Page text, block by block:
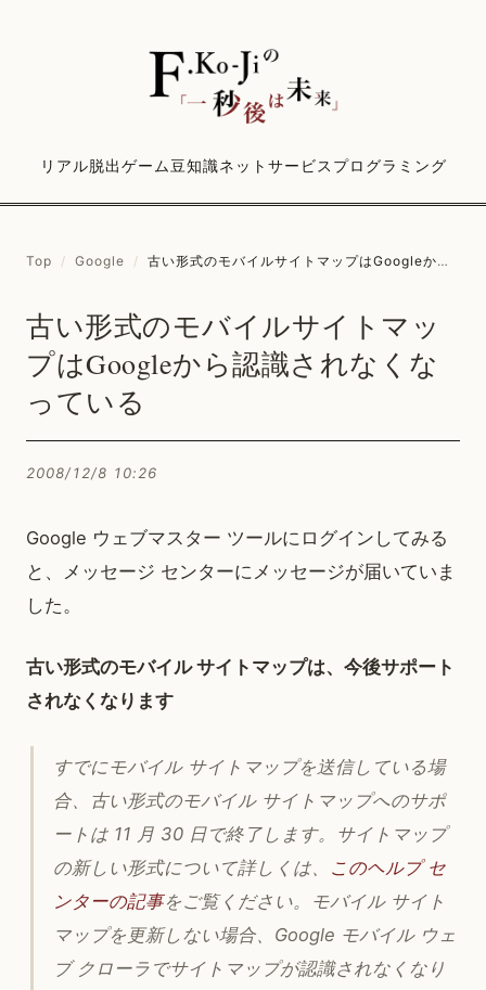
リアル脱出ゲーム豆知識ネットサービス プログラミング
Top / Google / 古い形式のモバイルサイトマップはGoogleから認識されなくなっている
古い形式のモバイルサイトマッ
プはGoogleから認識されなくな
っている
2008/12/8 10:26
Google ウェブマスター ツールにログインしてみる
と、メッセージ センターにメッセージが届いていま
した。
古い形式のモバイル サイトマップは、今後サポート
されなくなります
すでにモバイル サイトマップを送信している場
合、古い形式のモバイル サイトマップへのサポ
ートは 11 月 30 日で終了します。サイトマップ
の新しい形式について詳しくは、 このヘルプ セ
ンターの記事をご覧ください。モバイル サイト
マップを更新しない場合、Google モバイル ウェ
ブ クローラでサイトマップが認識されなくなり